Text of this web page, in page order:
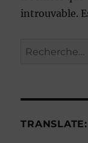
introuvable.
Recherche
TRANSLATE: